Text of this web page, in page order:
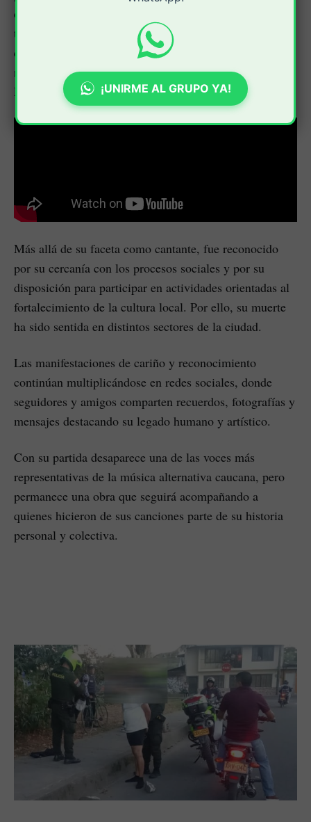
culturales, estudiantiles y comunitarias. Gracias a su
trabajo, la banda se convirtió en un referente para
cientos de jóvenes que veían en sus canciones una
representación de la vida universitaria y cultural de
Popayán.
Más allá de su faceta como cantante, fue reconocido
por su cercanía con los procesos sociales y por su
disposición para participar en actividades orientadas al
fortalecimiento de la cultura local. Por ello, su muerte
ha sido sentida en distintos sectores de la ciudad.
Las manifestaciones de cariño y reconocimiento
continúan multiplicándose en redes sociales, donde
seguidores y amigos comparten recuerdos, fotografías y
mensajes destacando su legado humano y artístico.
Con su partida desaparece una de las voces más
representativas de la música alternativa caucana, pero
permanece una obra que seguirá acompañando a
quienes hicieron de sus canciones parte de su historia
personal y colectiva.
¡UNIRME AL GRUPO YA!